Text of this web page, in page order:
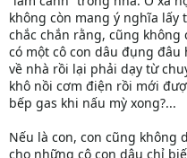
không còn mang ý nghĩa lấy
chắc chắn rằng, cũng không
có một cô con dâu đụng đâu
về nhà rồi lại phải dạy từ
khô nồi cơm điện rồi mới
bếp gas khi nấu mỳ xong?...
Nếu là con, con cũng
cho những cô con dâu chỉ